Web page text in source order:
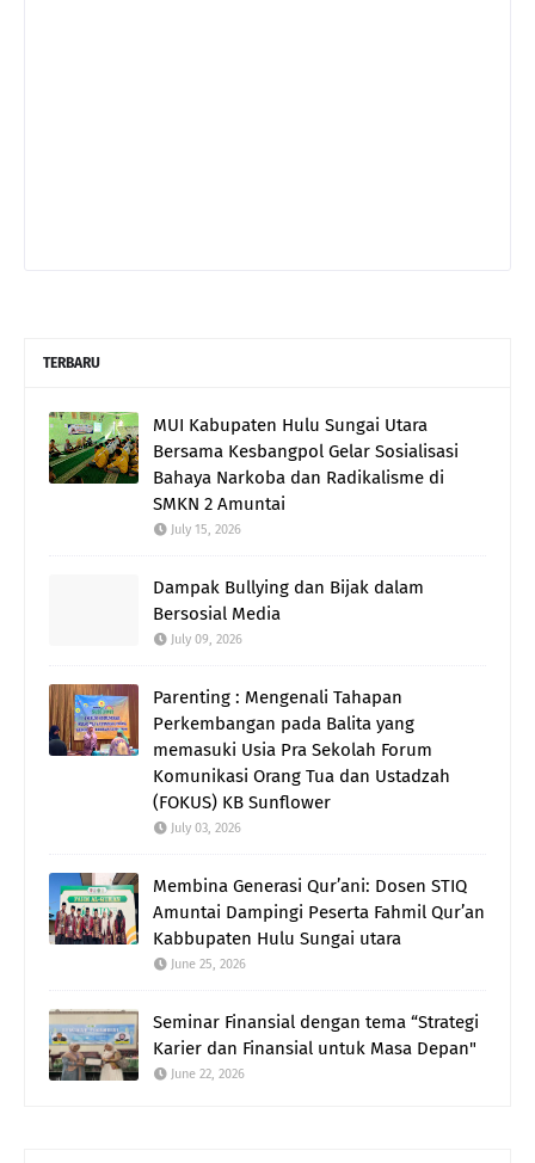
TERBARU
MUI Kabupaten Hulu Sungai Utara
Bersama Kesbangpol Gelar Sosialisasi
Bahaya Narkoba dan Radikalisme di
SMKN 2 Amuntai
July 15, 2026
Dampak Bullying dan Bijak dalam
Bersosial Media
July 09, 2026
Parenting : Mengenali Tahapan
Perkembangan pada Balita yang
memasuki Usia Pra Sekolah Forum
Komunikasi Orang Tua dan Ustadzah
(FOKUS) KB Sunflower
July 03, 2026
Membina Generasi Qur’ani: Dosen STIQ
Amuntai Dampingi Peserta Fahmil Qur’an
Kabbupaten Hulu Sungai utara
June 25, 2026
Seminar Finansial dengan tema “Strategi
Karier dan Finansial untuk Masa Depan"
June 22, 2026